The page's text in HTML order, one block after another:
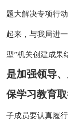
题大解决专项行
起来，与我局进
型”机关创建成果
是加强领导
保学习教育
子成员要认真履行